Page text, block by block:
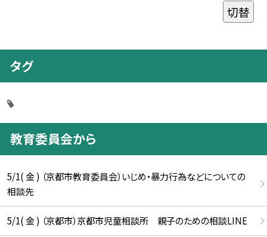
切替
タグ
教育委員会から
5/1( 金 ) （京都市教育委員会）いじめ・暴力行為などについての
相談先
5/1( 金 ) （京都市）京都市児童相談所 親子のための相談LINE